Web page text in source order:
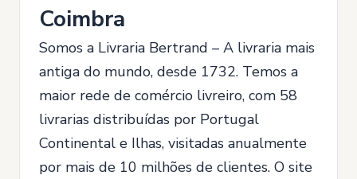
Coimbra
Somos a Livraria Bertrand – A livraria mais
antiga do mundo, desde 1732. Temos a
maior rede de comércio livreiro, com 58
livrarias distribuídas por Portugal
Continental e Ilhas, visitadas anualmente
por mais de 10 milhões de clientes. O site